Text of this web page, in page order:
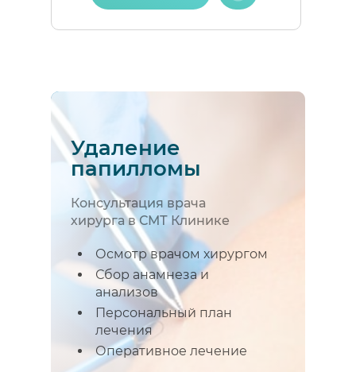
Удаление
папилломы
Консультация врача
хирурга в СМТ Клинике
Осмотр врачом хирургом
Сбор анамнеза и
анализов
Персональный план
лечения
Оперативное лечение